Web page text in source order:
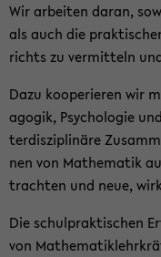
Wir ar­bei­ten daran,
als auch die
richts zu ver­mit­teln
Dazu ko­ope­rie­ren wir
ago­gik, Psy­cho­lo­gie
ter­dis­zi­pli­nä­re
nen von Ma­the­ma­tik
trach­ten und neue,
Die schul­prak­ti­schen
von